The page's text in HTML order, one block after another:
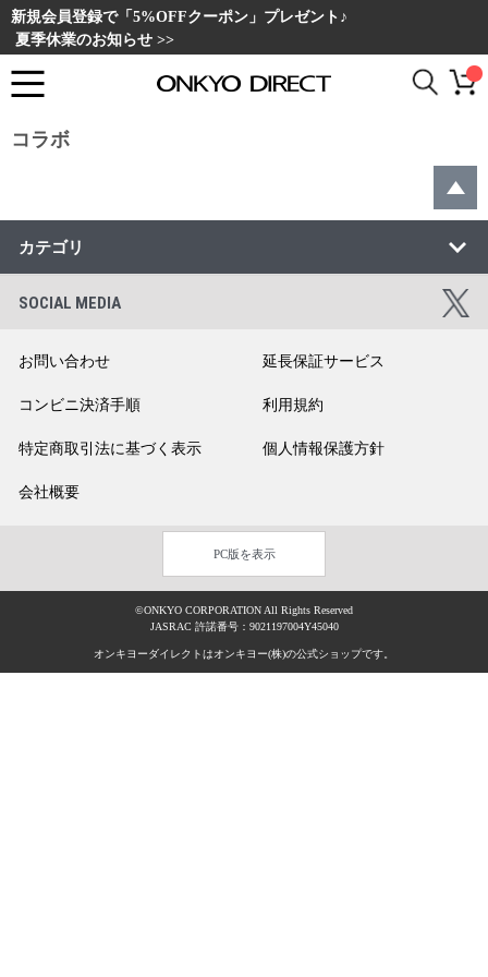
新規会員登録で「5%OFFクーポン」プレゼント♪
夏季休業のお知らせ >>
コラボ
カテゴリ
SOCIAL MEDIA
お問い合わせ 延長保証サービス
コンビニ決済手順 利用規約
特定商取引法に基づく表示 個人情報保護方針
会社概要
PC版を表示
©ONKYO CORPORATION All Rights Reserved
JASRAC 許諾番号：9021197004Y45040
オンキヨーダイレクトはオンキヨー(株)の公式ショップです。